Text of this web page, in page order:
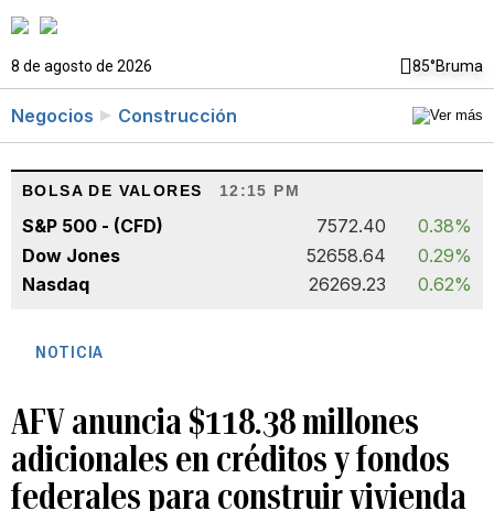
8 de agosto de 2026 85°Bruma
Negocios Construcción
BOLSA DE VALORES 12:15 PM
S&P 500 - (CFD) 7572.40
0.38%
Dow Jones
52658.64
0.29%
Nasdaq
26269.23 0.62%
NOTICIA
AFV anuncia $118.38 millones
adicionales en créditos y fondos
federales para construir vivienda